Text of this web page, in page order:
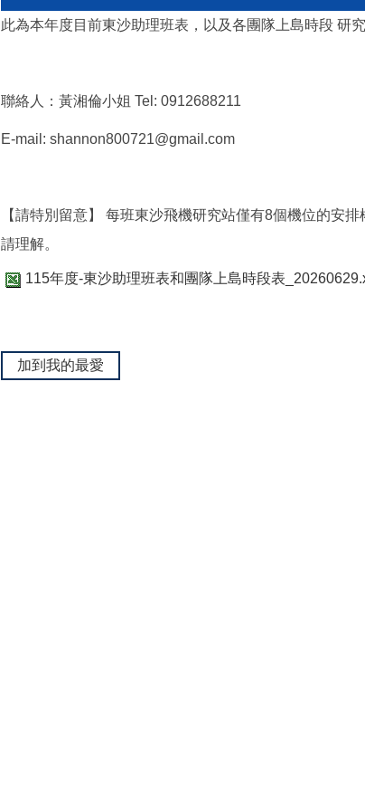
此為本年度目前東沙助理班表，以及各團隊上島時段 研
聯絡人：黃湘倫小姐 Tel: 0912688211
E-mail: shannon800721@gmail.com
【請特別留意】 每班東沙飛機研究站僅有8個機位的安
請理解。
115年度-東沙助理班表和團隊上島時段表
加到我的最愛